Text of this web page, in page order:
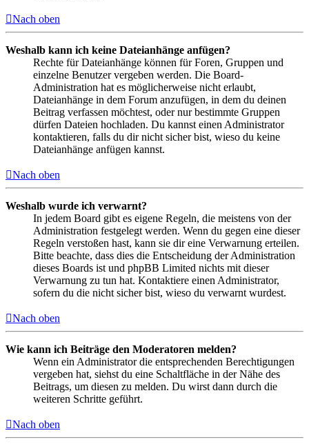
Nach oben
Weshalb kann ich keine Dateianhänge anfügen?
Rechte für Dateianhänge können für Foren, Gruppen und
einzelne Benutzer vergeben werden. Die Board-
Administration hat es möglicherweise nicht erlaubt,
Dateianhänge in dem Forum anzufügen, in dem du deinen
Beitrag verfassen möchtest, oder nur bestimmte Gruppen
dürfen Dateien hochladen. Du kannst einen Administrator
kontaktieren, falls du dir nicht sicher bist, wieso du keine
Dateianhänge anfügen kannst.
Nach oben
Weshalb wurde ich verwarnt?
In jedem Board gibt es eigene Regeln, die meistens von der
Administration festgelegt werden. Wenn du gegen eine dieser
Regeln verstoßen hast, kann sie dir eine Verwarnung erteilen.
Bitte beachte, dass dies die Entscheidung der Administration
dieses Boards ist und phpBB Limited nichts mit dieser
Verwarnung zu tun hat. Kontaktiere einen Administrator,
sofern du die nicht sicher bist, wieso du verwarnt wurdest.
Nach oben
Wie kann ich Beiträge den Moderatoren melden?
Wenn ein Administrator die entsprechenden Berechtigungen
vergeben hat, siehst du eine Schaltfläche in der Nähe des
Beitrags, um diesen zu melden. Du wirst dann durch die
weiteren Schritte geführt.
Nach oben